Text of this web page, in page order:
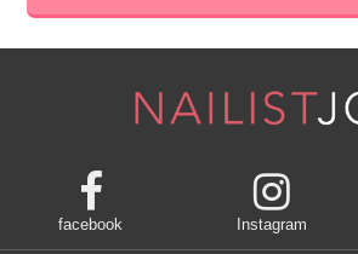
facebook Instagram